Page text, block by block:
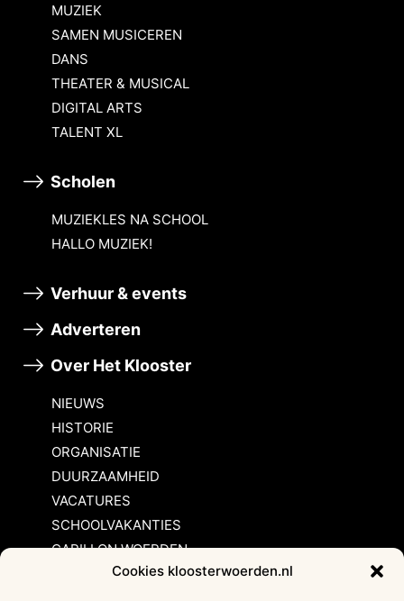
Cookies kloosterwoerden.nl
MUZIEK
SAMEN MUSICEREN
DANS
THEATER & MUSICAL
DIGITAL ARTS
TALENT XL
Scholen
MUZIEKLES NA SCHOOL
HALLO MUZIEK!
Verhuur & events
Adverteren
Over Het Klooster
NIEUWS
HISTORIE
ORGANISATIE
DUURZAAMHEID
VACATURES
SCHOOLVAKANTIES
CARILLON WOERDEN